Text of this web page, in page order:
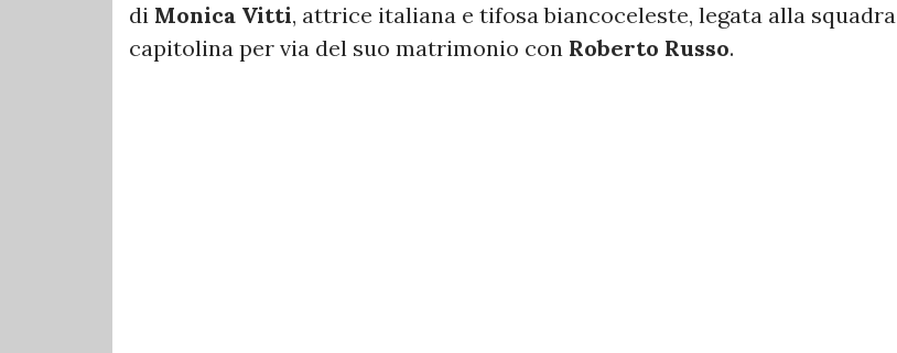
di Monica Vitti, attrice italiana e tifosa biancoceleste, legata alla squadra
capitolina per via del suo matrimonio con Roberto Russo.